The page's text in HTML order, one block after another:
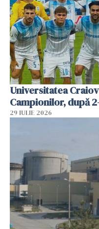
Universitatea
Campionilor, după
29 IULIE 2026